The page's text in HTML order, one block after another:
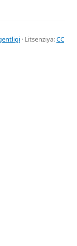
· Litsenziya:CC